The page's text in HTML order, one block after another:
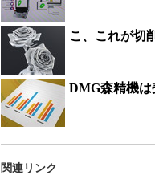
こ、これが切
DMG森精機は
関連リンク